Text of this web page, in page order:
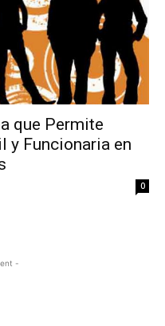
que Permite
y Funcionaria en
0
-